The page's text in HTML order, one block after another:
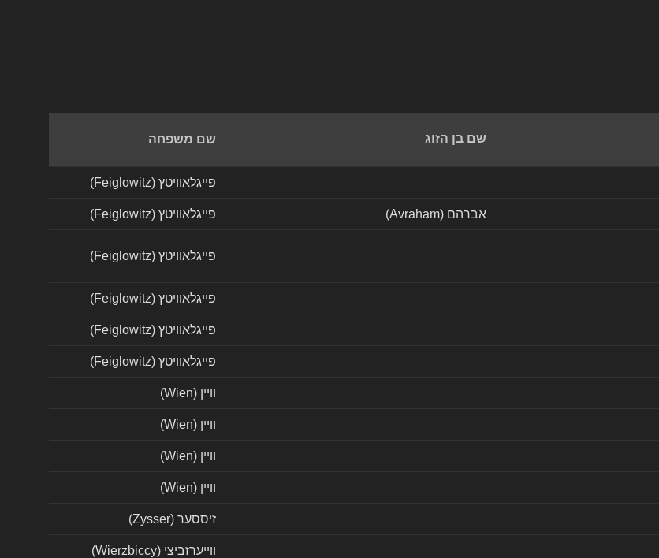
שם בן הזוג שם משפחה
פייגלאוויטץ (Feiglowitz)
אברהם (Avraham) פייגלאוויטץ (Feiglowitz)
פייגלאוויטץ (Feiglowitz)
פייגלאוויטץ (Feiglowitz)
פייגלאוויטץ (Feiglowitz)
פייגלאוויטץ (Feiglowitz)
וויין (Wien)
וויין (Wien)
וויין (Wien)
וויין (Wien)
זיססער (Zysser)
ווייערזביצי (Wierzbiccy)